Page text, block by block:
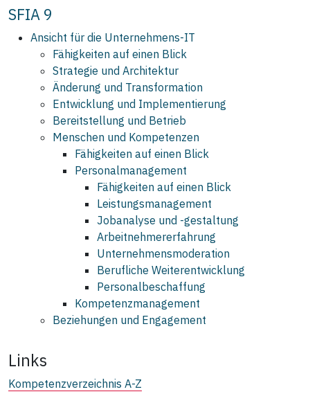
SFIA 9
Ansicht für die Unternehmens‑IT
Fähigkeiten auf einen Blick
Strategie und Architektur
Änderung und Transformation
Entwicklung und Implementierung
Bereitstellung und Betrieb
Menschen und Kompetenzen
Fähigkeiten auf einen Blick
Personalmanagement
Fähigkeiten auf einen Blick
Leistungsmanagement
Jobanalyse und -gestaltung
Arbeitnehmererfahrung
Unternehmensmoderation
Berufliche Weiterentwicklung
Personalbeschaffung
Kompetenzmanagement
Beziehungen und Engagement
Links
Kompetenzverzeichnis A-Z